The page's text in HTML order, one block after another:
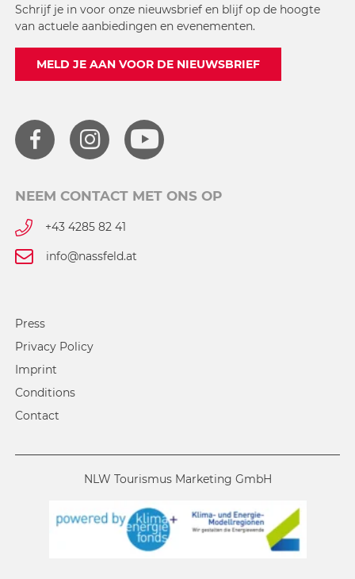
NEEM CONTACT MET ONS OP
+43 4285 82 41
info@nassfeld.at
Press
Privacy Policy
Imprint
Conditions
Contact
Schrijf je in voor onze nieuwsbrief en blijf op de hoogte
van actuele aanbiedingen en evenementen.
MELD JE AAN VOOR DE NIEUWSBRIEF
NLW Tourismus Marketing GmbH